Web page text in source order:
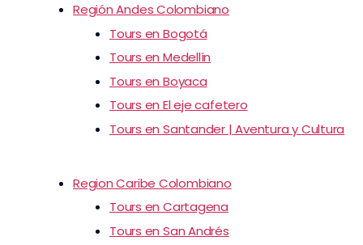
Región Andes Colombiano
Tours en Bogotá
Tours en Medellín
Tours en Boyaca
Tours en El eje cafetero
Tours en Santander | Aventura y Cultura
Region Caribe Colombiano
Tours en Cartagena
Tours en San Andrés